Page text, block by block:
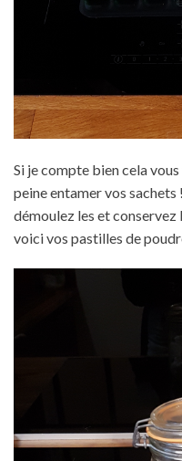
Si je compte bien cela
peine entamer vos
démoulez les et
voici vos pastilles de